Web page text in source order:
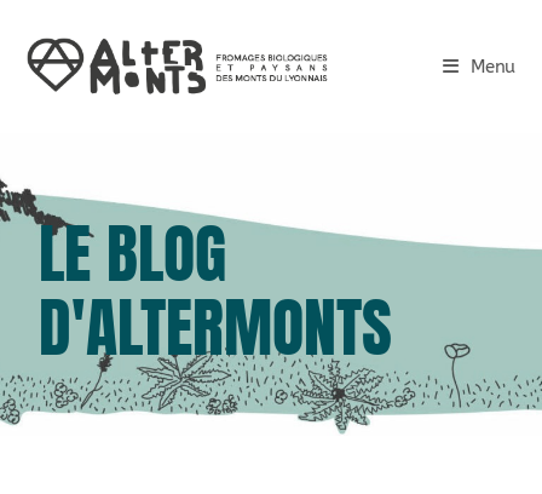
Menu
LE BLOG
D'ALTERMONTS